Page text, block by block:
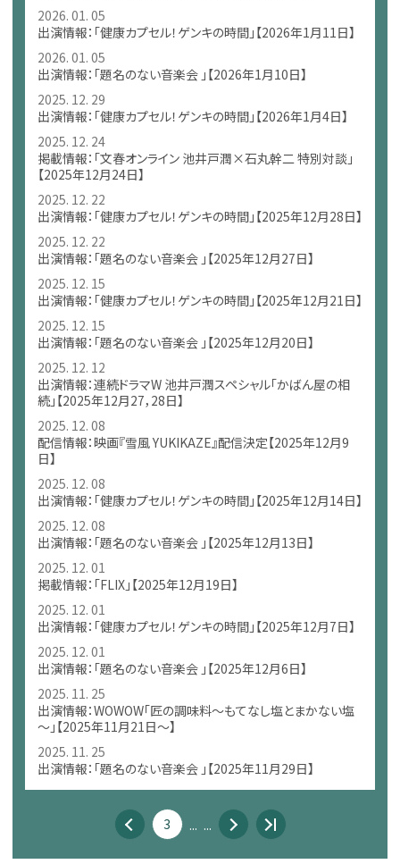
2026. 01. 05
出演情報：「健康カプセル！ゲンキの時間」【2026年1月11日】
2026. 01. 05
出演情報：「題名のない音楽会 」【2026年1月10日】
2025. 12. 29
出演情報：「健康カプセル！ゲンキの時間」【2026年1月4日】
2025. 12. 24
掲載情報：「文春オンライン 池井戸潤×石丸幹二 特別対談」
【2025年12月24日】
2025. 12. 22
出演情報：「健康カプセル！ゲンキの時間」【2025年12月28日】
2025. 12. 22
出演情報：「題名のない音楽会 」【2025年12月27日】
2025. 12. 15
出演情報：「健康カプセル！ゲンキの時間」【2025年12月21日】
2025. 12. 15
出演情報：「題名のない音楽会 」【2025年12月20日】
2025. 12. 12
出演情報：連続ドラマW 池井⼾潤スペシャル「かばん屋の相
続」【2025年12月27，28日】
2025. 12. 08
配信情報：映画『雪風 YUKIKAZE』配信決定【2025年12月9
日】
2025. 12. 08
出演情報：「健康カプセル！ゲンキの時間」【2025年12月14日】
2025. 12. 08
出演情報：「題名のない音楽会 」【2025年12月13日】
2025. 12. 01
掲載情報：「FLIX」【2025年12月19日】
2025. 12. 01
出演情報：「健康カプセル！ゲンキの時間」【2025年12月7日】
2025. 12. 01
出演情報：「題名のない音楽会 」【2025年12月6日】
2025. 11. 25
出演情報：WOWOW「匠の調味料～もてなし塩とまかない塩
～」【2025年11月21日～】
2025. 11. 25
出演情報：「題名のない音楽会 」【2025年11月29日】
3 ... ...